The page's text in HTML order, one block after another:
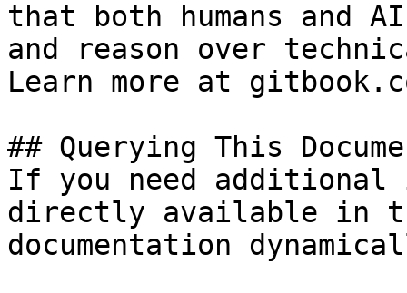
that both humans and
and reason over
Learn more at
## Querying This
If you need
directly available in
documentation